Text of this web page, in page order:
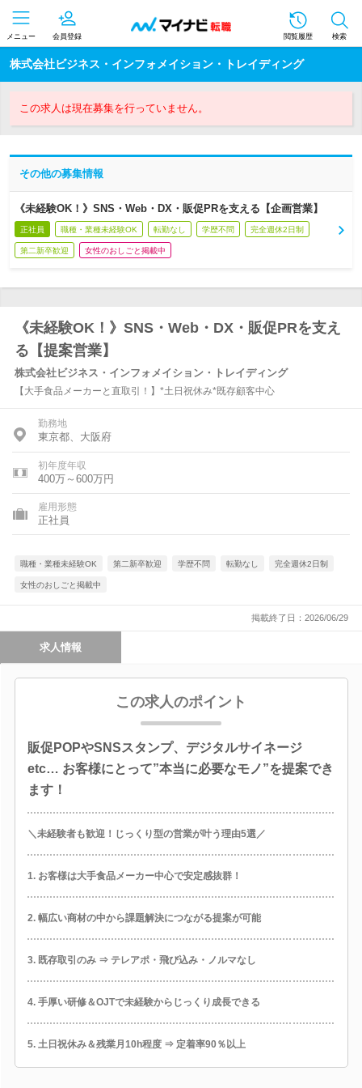
メニュー 会員登録 閲覧履歴 検索
株式会社ビジネス・インフォメイション・トレイディング
この求人は現在募集を行っていません。
その他の募集情報
《未経験OK！》SNS・Web・DX・販促PRを支える【企画営業】
正社員 職種・業種未経験OK 転勤なし 学歴不問 完全週休2日制
第二新卒歓迎 女性のおしごと掲載中
《未経験OK！》SNS・Web・DX・販促PRを支え
る【提案営業】
株式会社ビジネス・インフォメイション・トレイディング
【大手食品メーカーと直取引！】*土日祝休み*既存顧客中心
勤務地
東京都、大阪府
初年度年収
400万～600万円
雇用形態
正社員
職種・業種未経験OK 第二新卒歓迎 学歴不問 転勤なし 完全週休2日制
女性のおしごと掲載中
掲載終了日：2026/06/29
求人情報
この求人のポイント
販促POPやSNSスタンプ、デジタルサイネージ
etc… お客様にとって”本当に必要なモノ”を提案でき
ます！
＼未経験者も歓迎！じっくり型の営業が叶う理由5選／
1. お客様は大手食品メーカー中心で安定感抜群！
2. 幅広い商材の中から課題解決につながる提案が可能
3. 既存取引のみ ⇒ テレアポ・飛び込み・ノルマなし
4. 手厚い研修＆OJTで未経験からじっくり成長できる
5. 土日祝休み＆残業月10h程度 ⇒ 定着率90％以上